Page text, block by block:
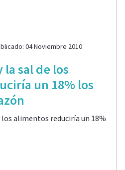
04 Noviembre 2010
sal de los
un 18% los
alimentos reduciría un 18%